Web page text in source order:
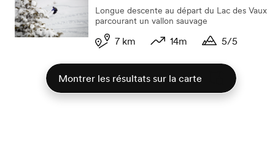
Longue descente au départ du Lac des Vaux
parcourant un vallon sauvage
7 km
14m
5/5
Montrer les résultats sur la carte